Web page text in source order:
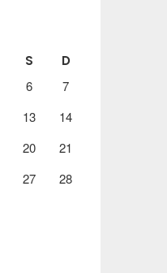
S
D
6
7
13
14
20
21
27
28